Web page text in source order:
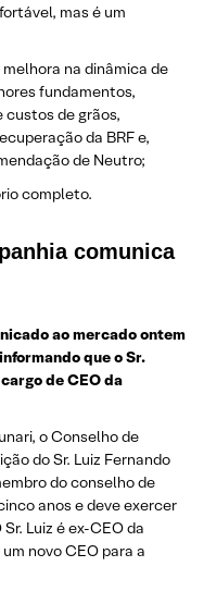
mas é um
na dinâmica de
fundamentos,
de grãos,
da BRF e,
de Neutro;
completo.
comunica
ao mercado ontem
que oSr.
de CEO da
o Conselho de
do Sr. Luiz Fernando
do conselho de
anos e deve exercer
Luiz é ex-CEO da
novo CEO para a